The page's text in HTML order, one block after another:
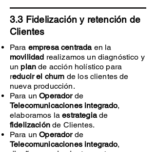
3.3 Fidelización y retención de
Clientes
Para empresa centrada en la
movilidad realizamos un diagnóstico y
un plande acción holístico para
reducir el churn de los clientes de
nueva producción.
Para unOperador de
Telecomunicaciones integrado,
elaboramos laestrategiade
fidelizaciónde Clientes.
Para unOperador de
Telecomunicaciones integrado,
diseñamos
implantamos la